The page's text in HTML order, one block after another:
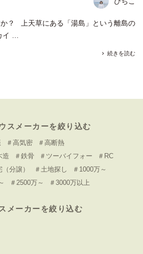
？ 上天草にある「湯島」という離島の
イ …
続きを読む
スメーカーを絞り込む
＃高気密
＃高断熱
造 ＃鉄骨 ＃ツーバイフォー
＃RC
分譲） ＃土地探し
＃1000万～
＃2500万～ ＃3000万以上
メーカーを絞り込む